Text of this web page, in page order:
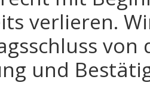
verlieren.
und